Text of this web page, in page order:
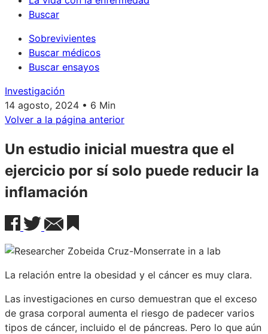
Buscar
Sobrevivientes
Buscar médicos
Buscar ensayos
Investigación
14 agosto, 2024 • 6 Min
Volver a la página anterior
Un estudio inicial muestra que el
ejercicio por sí solo puede reducir la
inflamación
La relación entre la obesidad y el cáncer es muy clara.
Las investigaciones en curso demuestran que el exceso
de grasa corporal aumenta el riesgo de padecer varios
tipos de cáncer, incluido el de páncreas. Pero lo que aún